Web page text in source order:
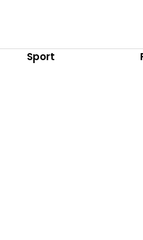
Sport